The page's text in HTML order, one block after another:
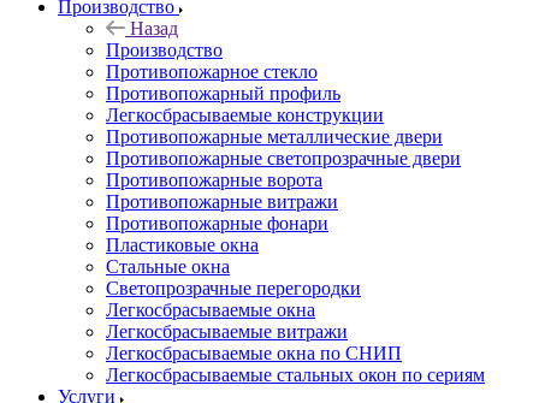
Производство
Назад
Производство
Противопожарное стекло
Противопожарный профиль
Легкосбрасываемые конструкции
Противопожарные металлические двери
Противопожарные светопрозрачные двери
Противопожарные ворота
Противопожарные витражи
Противопожарные фонари
Пластиковые окна
Стальные окна
Светопрозрачные перегородки
Легкосбрасываемые окна
Легкосбрасываемые витражи
Легкосбрасываемые окна по СНИП
Легкосбрасываемые стальных окон по сериям
Услуги